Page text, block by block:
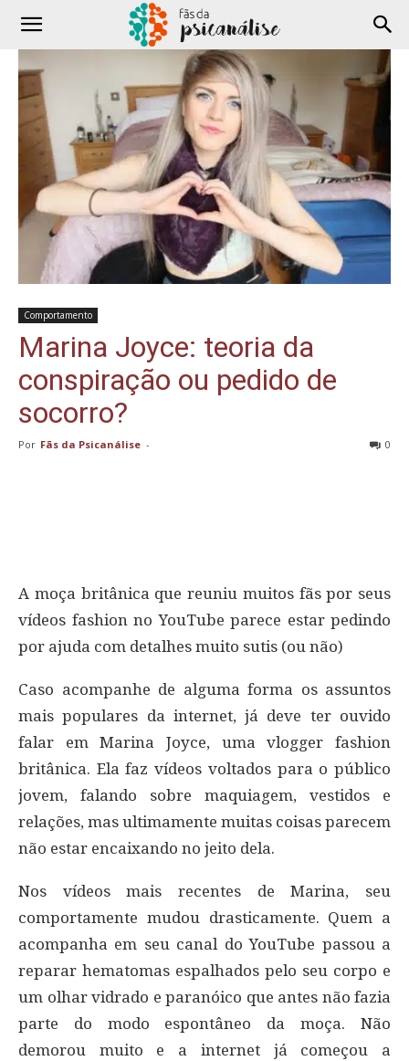
Comportamento
Marina Joyce: teoria da
conspiração ou pedido de
socorro?
Por Fãs da Psicanálise - 0
A moça britânica que reuniu muitos fãs por seus
vídeos fashion no YouTube parece estar pedindo
por ajuda com detalhes muito sutis (ou não)
Caso acompanhe de alguma forma os assuntos
mais populares da internet, já deve ter ouvido
falar em Marina Joyce, uma vlogger fashion
britânica. Ela faz vídeos voltados para o público
jovem, falando sobre maquiagem, vestidos e
relações, mas ultimamente muitas coisas parecem
não estar encaixando no jeito dela.
Nos vídeos mais recentes de Marina, seu
comportamente mudou drasticamente. Quem a
acompanha em seu canal do YouTube passou a
reparar hematomas espalhados pelo seu corpo e
um olhar vidrado e paranóico que antes não fazia
parte do modo espontâneo da moça. Não
demorou muito e a internet já começou a